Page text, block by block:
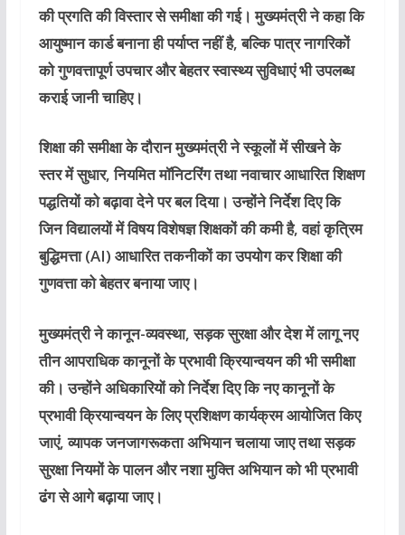
की प्रगति की विस्तार से समीक्षा की गई। मुख्यमंत्री ने कहा कि
आयुष्मान कार्ड बनाना ही पर्याप्त नहीं है, बल्कि पात्र नागरिकों
को गुणवत्तापूर्ण उपचार और बेहतर स्वास्थ्य सुविधाएं भी उपलब्ध
कराई जानी चाहिए।
शिक्षा की समीक्षा के दौरान मुख्यमंत्री ने स्कूलों में सीखने के
स्तर में सुधार, नियमित मॉनिटरिंग तथा नवाचार आधारित शिक्षण
पद्धतियों को बढ़ावा देने पर बल दिया। उन्होंने निर्देश दिए कि
जिन विद्यालयों में विषय विशेषज्ञ शिक्षकों की कमी है, वहां कृत्रिम
बुद्धिमत्ता (AI) आधारित तकनीकों का उपयोग कर शिक्षा की
गुणवत्ता को बेहतर बनाया जाए।
मुख्यमंत्री ने कानून-व्यवस्था, सड़क सुरक्षा और देश में लागू नए
तीन आपराधिक कानूनों के प्रभावी क्रियान्वयन की भी समीक्षा
की। उन्होंने अधिकारियों को निर्देश दिए कि नए कानूनों के
प्रभावी क्रियान्वयन के लिए प्रशिक्षण कार्यक्रम आयोजित किए
जाएं, व्यापक जनजागरूकता अभियान चलाया जाए तथा सड़क
सुरक्षा नियमों के पालन और नशा मुक्ति अभियान को भी प्रभावी
ढंग से आगे बढ़ाया जाए।